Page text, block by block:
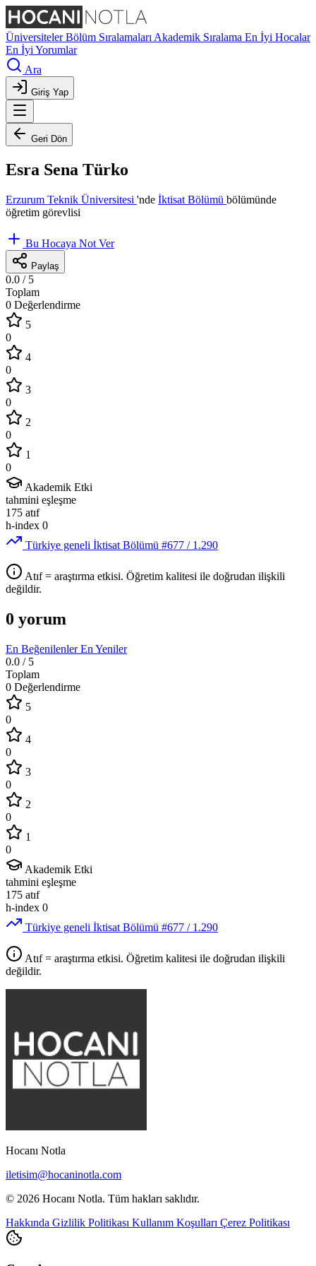
ÜniversitelerBölüm Sıralamaları Akademik Sıralama En İyi Hocalar
En İyi Yorumlar
Ara
Giriş Yap
Geri Dön
Esra Sena Türko
Erzurum Teknik Üniversitesi 'nde İktisat Bölümü bölümünde
öğretim görevlisi
Bu Hocaya Not Ver
Paylaş
0.0 / 5
Toplam
0 Değerlendirme
5
0
4
0
3
0
2
0
1
0
Akademik Etki
tahmini eşleşme
175 atıf
h-index 0
Türkiye geneli İktisat Bölümü #677 / 1.290
Atıf = araştırma etkisi. Öğretim kalitesi ile doğrudan ilişkili
değildir.
0 yorum
En BeğenilenlerEn Yeniler
0.0 / 5
Toplam
0 Değerlendirme
5
0
4
0
3
0
2
0
1
0
Akademik Etki
tahmini eşleşme
175 atıf
h-index 0
Türkiye geneli İktisat Bölümü #677 / 1.290
Atıf = araştırma etkisi. Öğretim kalitesi ile doğrudan ilişkili
değildir.
Hocanı Notla
iletisim@hocaninotla.com
© 2026 Hocanı Notla. Tüm hakları saklıdır.
Hakkında Gizlilik Politikası Kullanım Koşulları Çerez Politikası